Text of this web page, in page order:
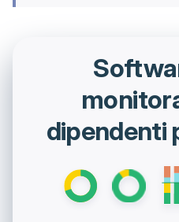
dipendenti